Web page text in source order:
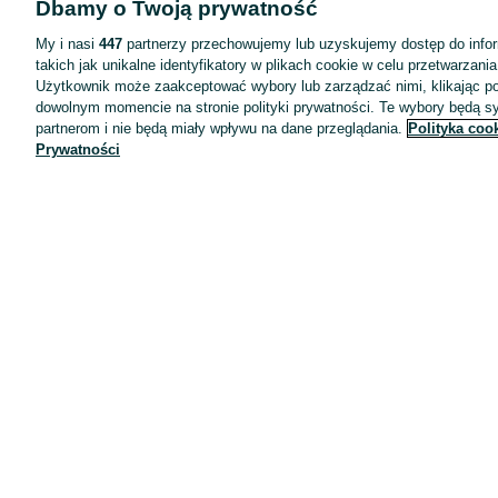
Wyróżnione ogłoszenia
Oferta dla firm
Blog
Regulamin
Polityka prywatności
Dbamy o Twoją prywatność
My i nasi 447 partnerzy przechowujemy lub uzyskujemy dostęp do
takich jak unikalne identyfikatory w plikach cookie w celu
Użytkownik może zaakceptować wybory lub zarządzać nimi, klikając
dowolnym momencie na stronie polityki prywatności. Te wybory będą
partnerom i nie będą miały wpływu na dane przeglądania. Polityka
Prywatności